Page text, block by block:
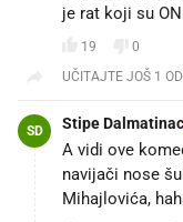
je rat koji su
19
0
UČITAJTE JOŠ 1
SD Stipe Dalmatinac
A vidi ove
navijači nose
Mihajlovića,